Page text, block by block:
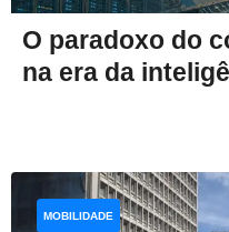
O paradoxo do
na era da
MOBILIDADE